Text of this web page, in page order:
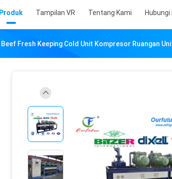
Produk Tampilan VR Tentang Kami Hubungi
Beef Fresh Keeping Cold Unit Kompresor Ruangan